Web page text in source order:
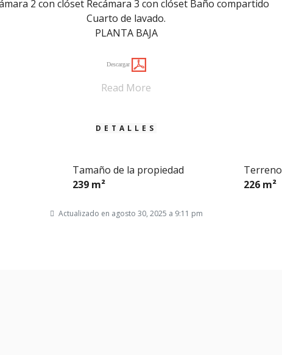
2 con clóset Recámara 3 con clóset Baño compartido
Cuarto de lavado.
PLANTA BAJA
Descargar
Read More
DETALLES
Tamaño de la propiedad
239 m²
Terreno
226 m²
Actualizado en agosto 30, 2025 a 9:11 pm